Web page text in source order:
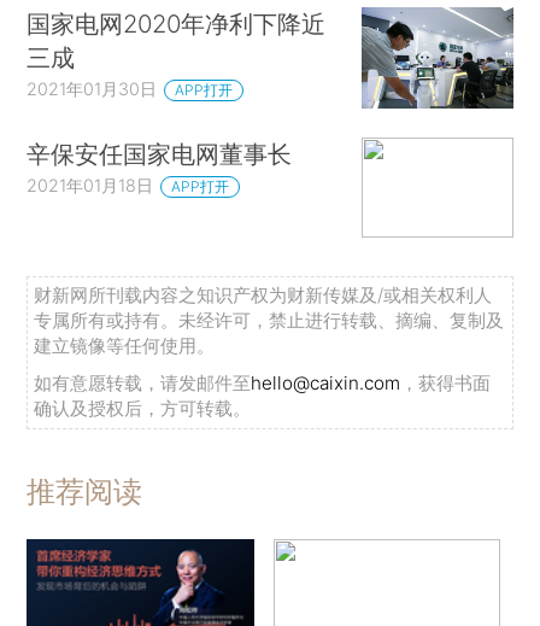
国家电网2020年净利下降近
三成
2021年01月30日 APP打开
辛保安任国家电网董事长
2021年01月18日 APP打开
财新网所刊载内容之知识产权为财新传媒及/或相关权利人
专属所有或持有。未经许可，禁止进行转载、摘编、复制及
建立镜像等任何使用。
如有意愿转载，请发邮件至hello@caixin.com ，获得书面
确认及授权后，方可转载。
推荐阅读